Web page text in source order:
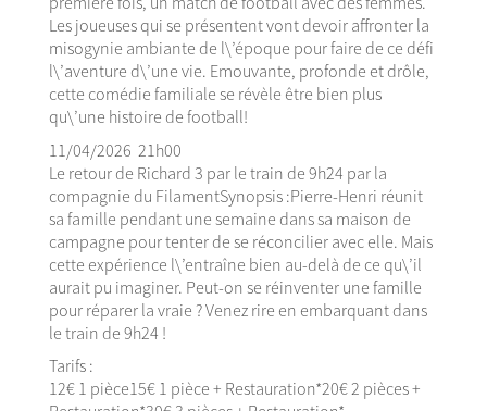
Les joueuses qui se présentent vont devoir affronter la
misogynie ambiante de l\’époque pour faire de ce défi
l\’aventure d\’une vie. Emouvante, profonde et drôle,
cette comédie familiale se révèle être bien plus
qu\’une histoire de football!
11/04/2026 21h00
Le retour de Richard 3 par le train de 9h24 par la
compagnie du FilamentSynopsis :Pierre-Henri réunit
sa famille pendant une semaine dans sa maison de
campagne pour tenter de se réconcilier avec elle. Mais
cette expérience l\’entraîne bien au-delà de ce qu\’il
aurait pu imaginer. Peut-on se réinventer une famille
pour réparer la vraie ? Venez rire en embarquant dans
le train de 9h24 !
Tarifs :
12€ 1 pièce15€ 1 pièce + Restauration*20€ 2 pièces +